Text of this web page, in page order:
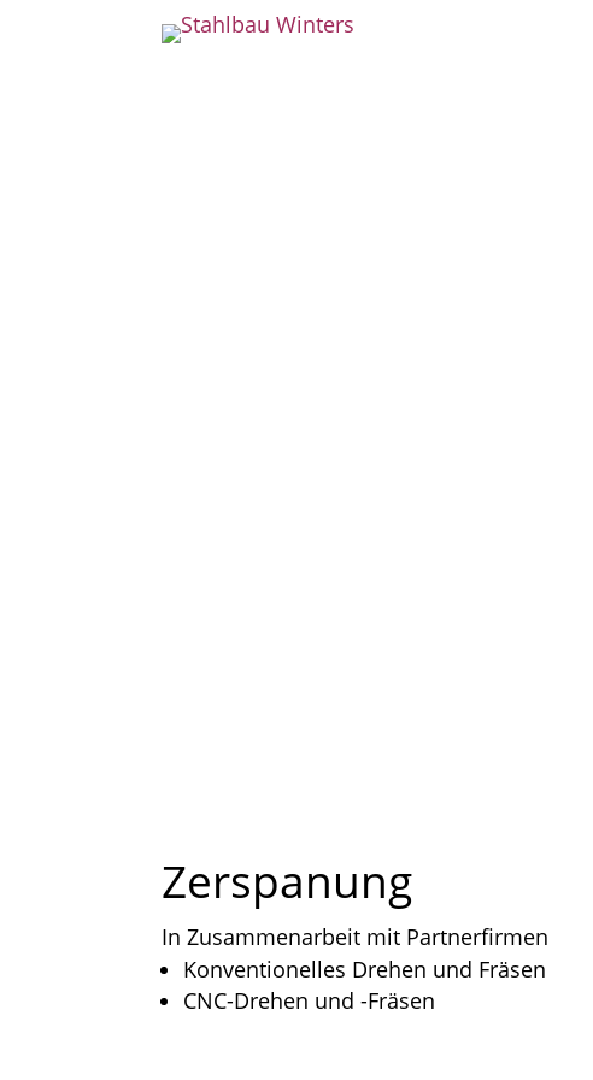
Zerspanung
In Zusammenarbeit mit Partnerfirmen
Konventionelles Drehen und Fräsen
CNC-Drehen und -Fräsen